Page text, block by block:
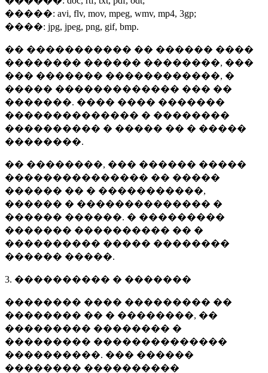
�����: avi, flv, mov, mpeg, wmv, mp4, 3gp;
����: jpg, jpeg, png, gif, bmp.
�� ����������� �� ������ ����
�������� ������ ��������, ���
��� ������� ������������, �
����� ������������� ��� ��
�������. ���� ���� �������
�������������� � ��������
���������� � ����� �� � �����
��������.
�� ��������, ��� ������ �����
��������������� �� �����
������ �� � �����������,
������ � �������������� �
������ ������. � ���������
������� ���������� �� �
���������� ����� ��������
������ �����.
3. ���������� � �������
�������� ���� ��������� ��
�������� �� � ��������, ��
��������� �������� �
��������� ��������������
����������. ��� ������
�������� ����������